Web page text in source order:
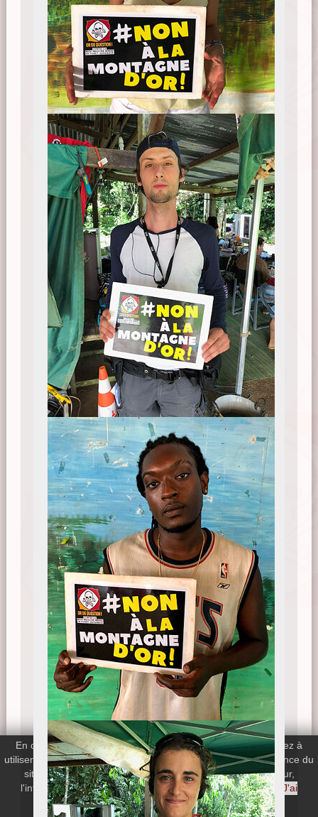
En continuant votre navigation sur le site, vous nous autorisez à
utiliser les cookies de Google Analytics afin de mesurer l'audience du
site web. Si vous désactivez les cookies de votre navigateur,
l'intégralité du site web reste disponible.En savoir plus
J'ai
compris